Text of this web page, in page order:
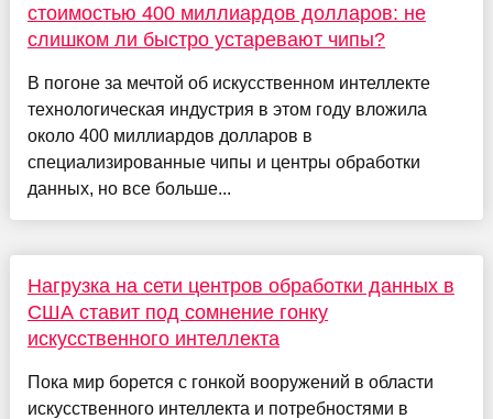
стоимостью 400 миллиардов долларов: не
слишком ли быстро устаревают чипы?
В погоне за мечтой об искусственном интеллекте
технологическая индустрия в этом году вложила
около 400 миллиардов долларов в
специализированные чипы и центры обработки
данных, но все больше...
Нагрузка на сети центров обработки данных в
США ставит под сомнение гонку
искусственного интеллекта
Пока мир борется с гонкой вооружений в области
искусственного интеллекта и потребностями в